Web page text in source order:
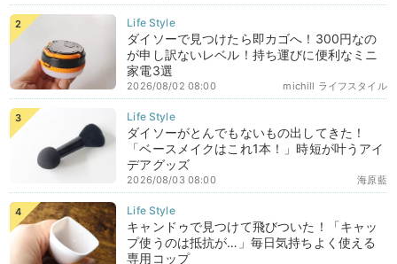
ダイソーで見つけたら即カゴへ！300円なの
が申し訳ないレベル！持ち運びに便利なミニ
家電3選
michill ライフスタイル
2026/08/02 08:00
ダイソーがとんでもないもの出してきた！
「ベースメイクはこれ1本！」時短が叶うアイ
デアグッズ
海原藍
2026/08/03 08:00
キャンドゥで見つけて飛びついた！「キャッ
プ使うのは抵抗が…」毎日気持ちよく使える
専用コップ